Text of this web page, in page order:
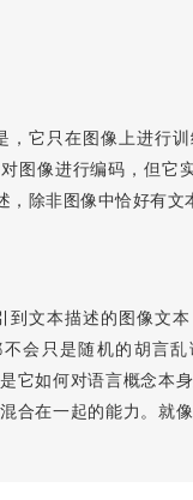
，它只在图像上进行
图像进行编码，但它
，除非图像中恰好有文
到文本描述的图像文
会只是随机的胡言
它如何对语言概念本
合在一起的能力。就